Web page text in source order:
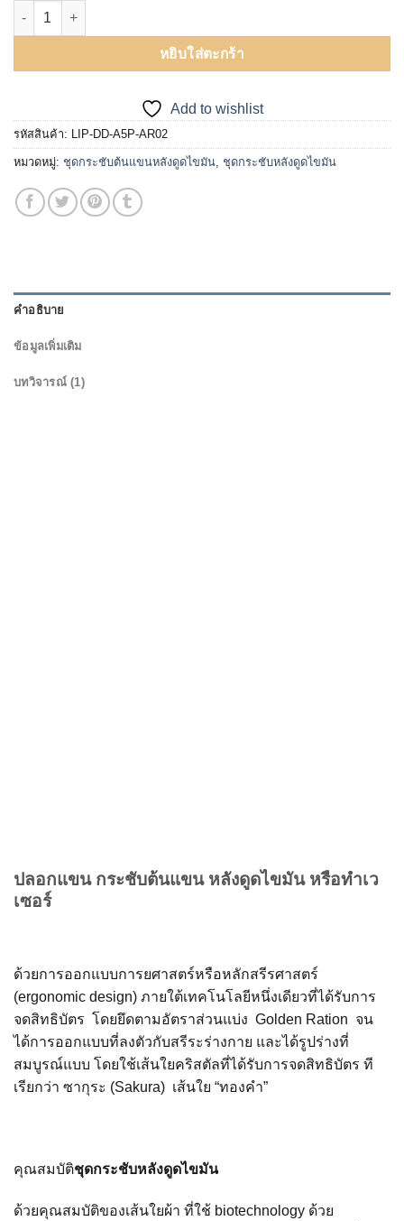
จำนวน ปลอกแขน กระชับต้นแขน หลังดูดไขมัน เวเซอร์ พร้อมลดแข
หยิบใส่ตะกร้า
Add to wishlist
รหัสสินค้า: LIP-DD-A5P-AR02
หมวดหมู่: ชุดกระชับต้นแขนหลังดูดไขมัน ชุดกระชับหลังดูดไขมัน
คำอธิบาย
ข้อมูลเพิ่มเติม
บทวิจารณ์ (1)
ปลอกแขน กระชับต้นแขน หลังดูดไขมัน หรือทำเว
เซอร์
ด้วยการออกแบบการยศาสตร์หรือหลักสรีรศาสตร์
(ergonomic design) ภายใต้เทคโนโลยีหนึ่งเดียวที่ได้รับการ
จดสิทธิบัตร โดยยึดตามอัตราส่วนแบ่ง Golden Ration จน
ได้การออกแบบที่ลงตัวกับสรีระร่างกาย และได้รูปร่างที่
สมบูรณ์แบบ โดยใช้เส้นใยคริสตัลที่ได้รับการจดสิทธิบัตร ที
เรียกว่า ซากุระ (Sakura) เส้นใย “ทองคำ”
คุณสมบัติชุดกระชับหลังดูดไขมัน
ด้วยคุณสมบัติของเส้นใยผ้า ที่ใช้ biotechnology ด้วย